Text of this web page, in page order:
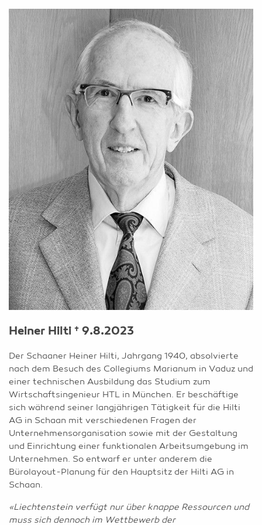
Heiner Hilti † 9.8.2023
Der Schaaner Heiner Hilti, Jahrgang 1940, absolvierte
nach dem Besuch des Collegiums Marianum in Vaduz und
einer technischen Ausbildung das Studium zum
Wirtschaftsingenieur HTL in München. Er beschäftige
sich während seiner langjährigen Tätigkeit für die Hilti
AG in Schaan mit verschiedenen Fragen der
Unternehmensorganisation sowie mit der Gestaltung
und Einrichtung einer funktionalen Arbeitsumgebung im
Unternehmen. So entwarf er unter anderem die
Bürolayout-Planung für den Hauptsitz der Hilti AG in
Schaan.
«Liechtenstein verfügt nur über knappe Ressourcen und
muss sich dennoch im Wettbewerb der